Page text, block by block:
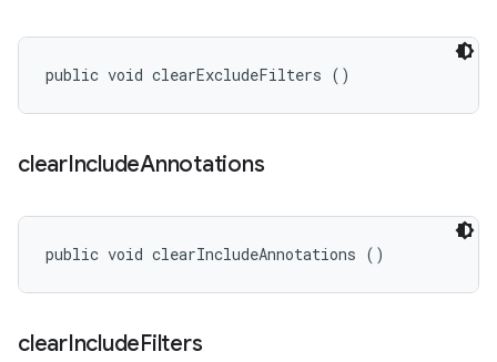
public void clearExcludeFilters ()
clearIncludeAnnotations
public void clearIncludeAnnotations ()
clearIncludeFilters